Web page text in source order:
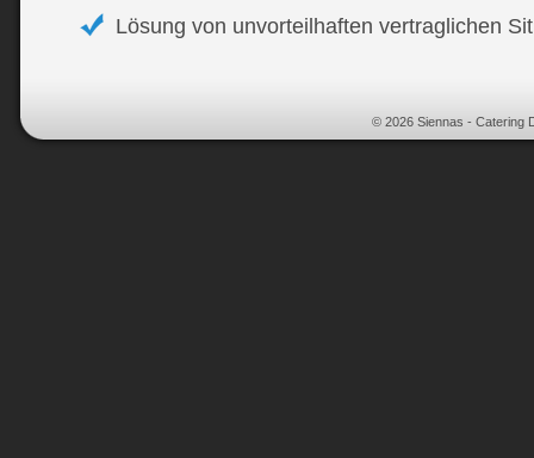
Lösung von unvorteilhaften vertraglichen
© 2026 Siennas - Catering